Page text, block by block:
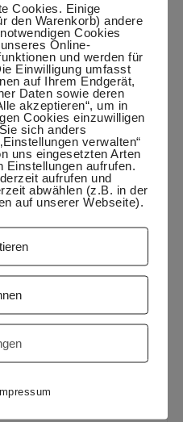
Menschen, die
gehören zu den
verschiedene
Bohnen,
Ackerbohnen
auch kulinarisch sehr
Füllungen für Kuchen
Cookies. Einige
den Warenkorb) andere
Cookies
Online-
und werden für
Einwilligung umfasst
auf Ihrem Endgerät,
Daten sowie deren
akzeptieren“, um in
Cookies einzuwilligen
sich anders
verwalten“
uns eingesetzten Arten
Einstellungen aufrufen.
aufrufen und
abwählen (z.B. in der
auf unserer Webseite).